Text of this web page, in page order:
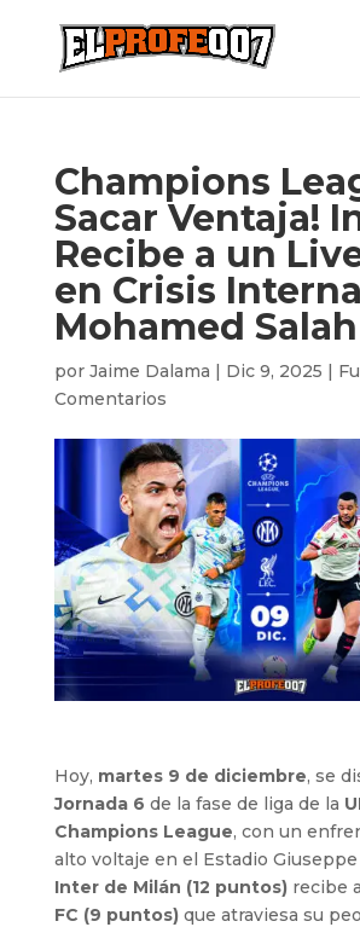
Champions
Sacar Ventaja!
Recibe a un
en Crisis
Mohamed Salah
por Jaime Dalama | Dic 9, 2025 |
Comentarios
Hoy, martes 9 de diciembre, se
Jornada 6 de la fase de liga de la
Champions League, con un
alto voltaje en el Estadio Giuseppe
Inter de Milán (12 puntos)recibe
FC (9 puntos)que atraviesa su